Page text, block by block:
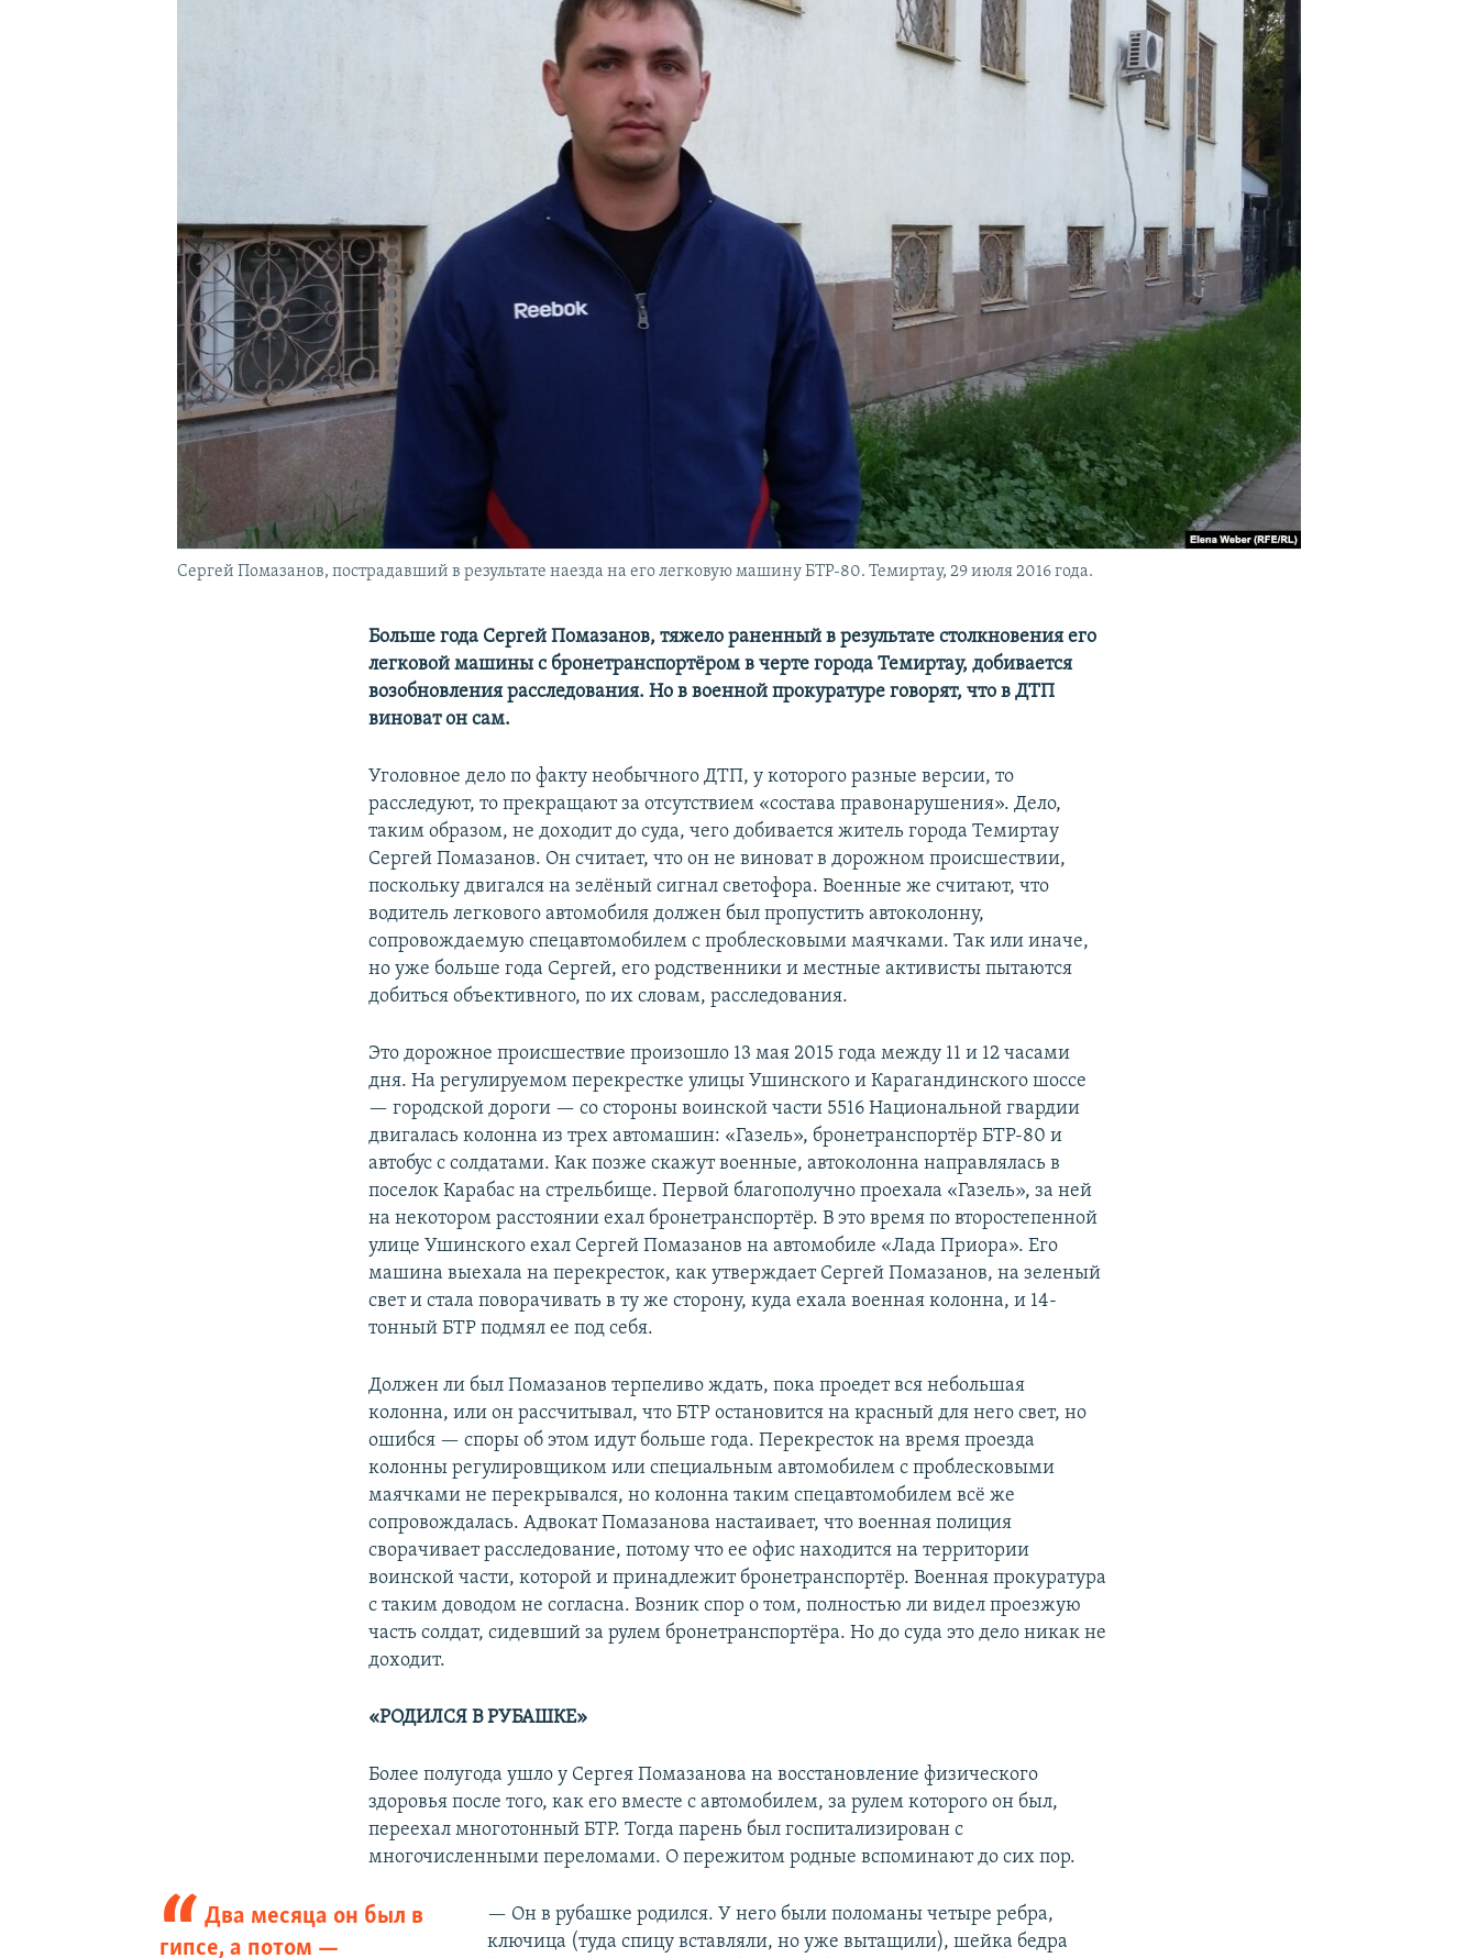
Сергей Помазанов, пострадавший в результате наезда на его легковую машину БТР-80. Темиртау, 29 июля 2016 года.
Больше года Сергей Помазанов, тяжело раненный в результате столкновения его
легковой машины с бронетранспортёром в черте города Темиртау, добивается
возобновления расследования. Но в военной прокуратуре говорят, что в ДТП
виноват он сам.
Уголовное дело по факту необычного ДТП, у которого разные версии, то
расследуют, то прекращают за отсутствием «состава правонарушения». Дело,
таким образом, не доходит до суда, чего добивается житель города Темиртау
Сергей Помазанов. Он считает, что он не виноват в дорожном происшествии,
поскольку двигался на зелёный сигнал светофора. Военные же считают, что
водитель легкового автомобиля должен был пропустить автоколонну,
сопровождаемую спецавтомобилем с проблесковыми маячками. Так или иначе,
но уже больше года Сергей, его родственники и местные активисты пытаются
добиться объективного, по их словам, расследования.
Это дорожное происшествие произошло 13 мая 2015 года между 11 и 12 часами
дня. На регулируемом перекрестке улицы Ушинского и Карагандинского шоссе
— городской дороги — со стороны воинской части 5516 Национальной гвардии
двигалась колонна из трех автомашин: «Газель», бронетранспортёр БТР-80 и
автобус с солдатами. Как позже скажут военные, автоколонна направлялась в
поселок Карабас на стрельбище. Первой благополучно проехала «Газель», за ней
на некотором расстоянии ехал бронетранспортёр. В это время по второстепенной
улице Ушинского ехал Сергей Помазанов на автомобиле «Лада Приора». Его
машина выехала на перекресток, как утверждает Сергей Помазанов, на зеленый
свет и стала поворачивать в ту же сторону, куда ехала военная колонна, и 14-
тонный БТР подмял ее под себя.
Должен ли был Помазанов терпеливо ждать, пока проедет вся небольшая
колонна, или он рассчитывал, что БТР остановится на красный для него свет, но
ошибся — споры об этом идут больше года. Перекресток на время проезда
колонны регулировщиком или специальным автомобилем с проблесковыми
маячками не перекрывался, но колонна таким спецавтомобилем всё же
сопровождалась. Адвокат Помазанова настаивает, что военная полиция
сворачивает расследование, потому что ее офис находится на территории
воинской части, которой и принадлежит бронетранспортёр. Военная прокуратура
с таким доводом не согласна. Возник спор о том, полностью ли видел проезжую
часть солдат, сидевший за рулем бронетранспортёра. Но до суда это дело никак не
доходит.
«РОДИЛСЯ В РУБАШКЕ»
Более полугода ушло у Сергея Помазанова на восстановление физического
здоровья после того, как его вместе с автомобилем, за рулем которого он был,
переехал многотонный БТР. Тогда парень был госпитализирован с
многочисленными переломами. О пережитом родные вспоминают до сих пор.
Два месяца он был в
гипсе, а потом —
— Он в рубашке родился. У него были поломаны четыре ребра,
ключица (туда спицу вставляли, но уже вытащили), шейка бедра